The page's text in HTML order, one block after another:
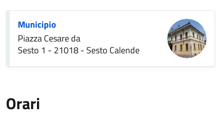
Municipio
Piazza Cesare da
Sesto 1 - 21018 - Sesto Calende
Orari